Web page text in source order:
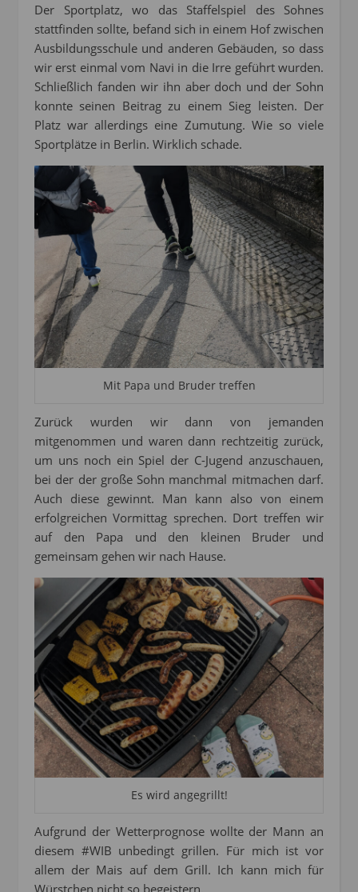
Der Sportplatz, wo das Staffelspiel des Sohnes
stattfinden sollte, befand sich in einem Hof zwischen
Ausbildungsschule und anderen Gebäuden, so dass
wir erst einmal vom Navi in die Irre geführt wurden.
Schließlich fanden wir ihn aber doch und der Sohn
konnte seinen Beitrag zu einem Sieg leisten. Der
Platz war allerdings eine Zumutung. Wie so viele
Sportplätze in Berlin. Wirklich schade.
Mit Papa und Bruder treffen
Zurück wurden wir dann von jemanden
mitgenommen und waren dann rechtzeitig zurück,
um uns noch ein Spiel der C-Jugend anzuschauen,
bei der der große Sohn manchmal mitmachen darf.
Auch diese gewinnt. Man kann also von einem
erfolgreichen Vormittag sprechen. Dort treffen wir
auf den Papa und den kleinen Bruder und
gemeinsam gehen wir nach Hause.
Es wird angegrillt!
Aufgrund der Wetterprognose wollte der Mann an
diesem #WIB unbedingt grillen. Für mich ist vor
allem der Mais auf dem Grill. Ich kann mich für
Würstchen nicht so begeistern.